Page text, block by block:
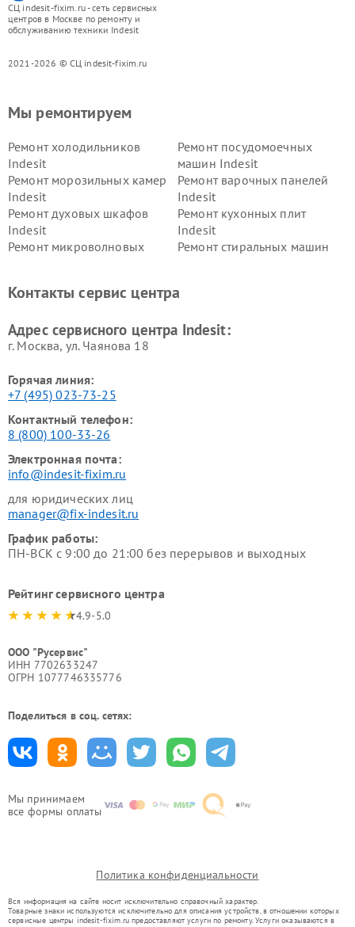
СЦ indesit-fixim.ru - сеть сервисных
центров в Москве по ремонту и
обслуживанию техники Indesit
2021-2026 © СЦ indesit-fixim.ru
Мы принимаем
все формы оплаты
Мы ремонтируем
Ремонт холодильников
Indesit
Ремонт посудомоечных
машин Indesit
Ремонт морозильных камер
Indesit
Ремонт варочных панелей
Indesit
Ремонт духовых шкафов
Indesit
Ремонт кухонных плит
Indesit
Ремонт микроволновых
Ремонт стиральных машин
Indesit
Indesit
Контакты сервис центра
Адрес сервисного центра Indesit:
г. Москва, ул. Чаянова 18
Горячая линия:
+7 (495) 023-73-25
Контактный телефон:
8 (800) 100-33-26
Электронная почта:
info@indesit-fixim.ru
для юридических лиц
manager@fix-indesit.ru
График работы:
ПН-ВСК с 9:00 до 21:00 без перерывов и выходных
Рейтинг сервисного центра
4.9-5.0
ООО "Русервис"
ИНН 7702633247
ОГРН 1077746335776
Поделиться в соц. сетях:
Политика конфиденциальности
Вся информация на сайте носит исключительно справочный характер.
Товарные знаки используются исключительно для описания устройств, в отношении которых
сервисные центры indesit-fixim.ru предоставляют услуги по ремонту. Услуги оказываются в